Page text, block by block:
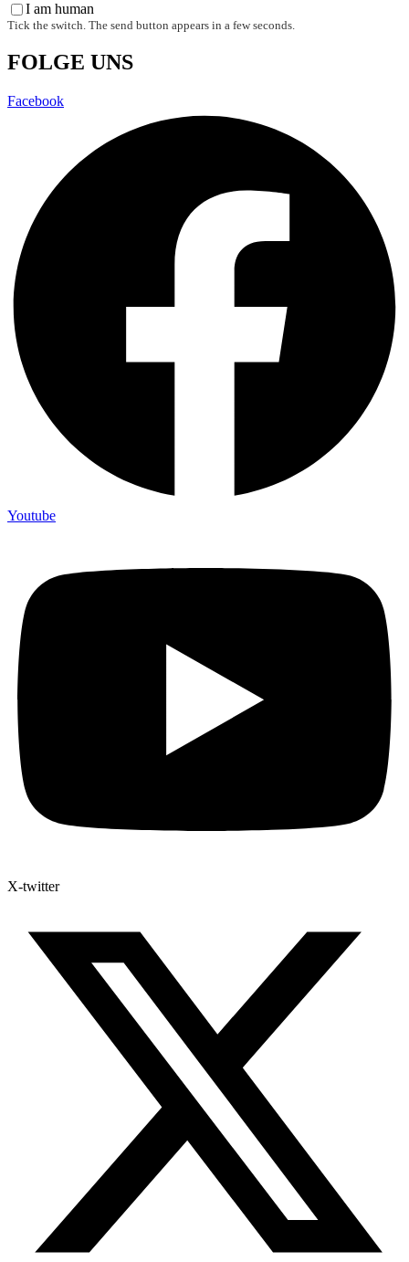
I am human
Tick the switch. The send button appears in a few seconds.
FOLGE UNS
Facebook
Youtube
X-twitter